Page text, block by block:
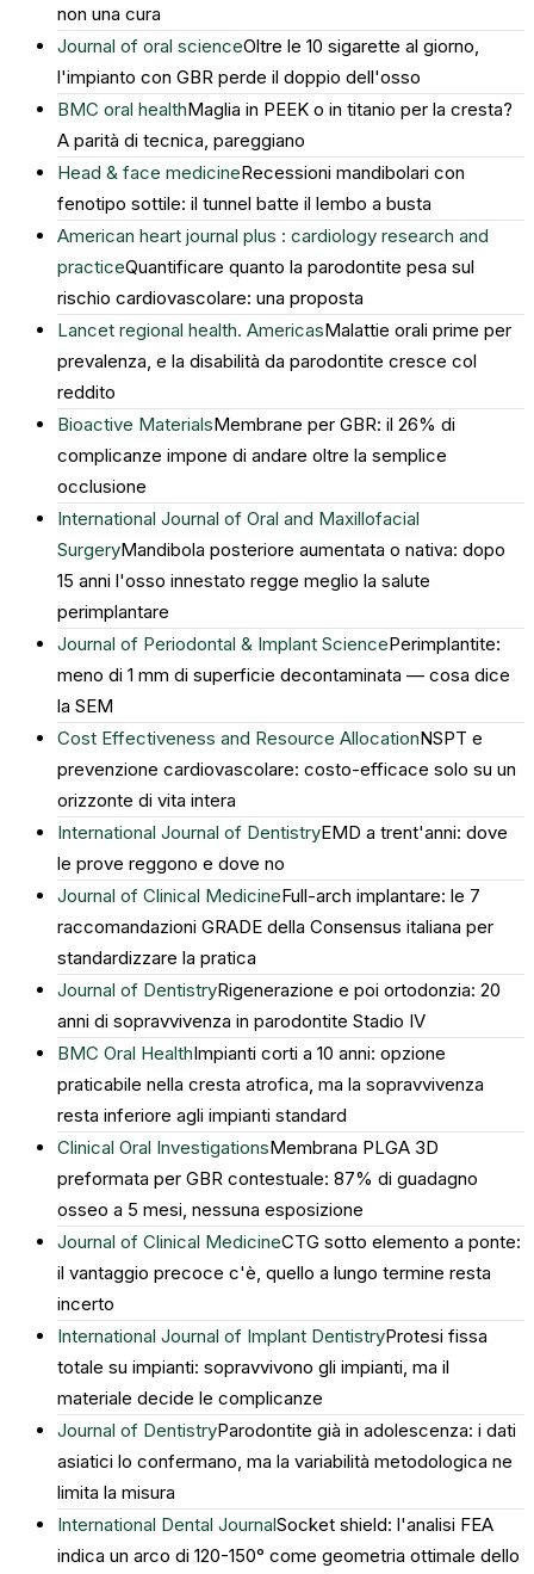
non una cura
Journal of oral scienceOltre le 10 sigarette al giorno,
l'impianto con GBR perde il doppio dell'osso
BMC oral healthMaglia in PEEK o in titanio per la cresta?
A parità di tecnica, pareggiano
Head & face medicineRecessioni mandibolari con
fenotipo sottile: il tunnel batte il lembo a busta
American heart journal plus : cardiology research and
practiceQuantificare quanto la parodontite pesa sul
rischio cardiovascolare: una proposta
Lancet regional health. AmericasMalattie orali prime per
prevalenza, e la disabilità da parodontite cresce col
reddito
Bioactive MaterialsMembrane per GBR: il 26% di
complicanze impone di andare oltre la semplice
occlusione
International Journal of Oral and Maxillofacial
SurgeryMandibola posteriore aumentata o nativa: dopo
15 anni l'osso innestato regge meglio la salute
perimplantare
Journal of Periodontal & Implant SciencePerimplantite:
meno di 1 mm di superficie decontaminata — cosa dice
la SEM
Cost Effectiveness and Resource AllocationNSPT e
prevenzione cardiovascolare: costo-efficace solo su un
orizzonte di vita intera
International Journal of DentistryEMD a trent'anni: dove
le prove reggono e dove no
Journal of Clinical MedicineFull-arch implantare: le 7
raccomandazioni GRADE della Consensus italiana per
standardizzare la pratica
Journal of DentistryRigenerazione e poi ortodonzia: 20
anni di sopravvivenza in parodontite Stadio IV
BMC Oral HealthImpianti corti a 10 anni: opzione
praticabile nella cresta atrofica, ma la sopravvivenza
resta inferiore agli impianti standard
Clinical Oral InvestigationsMembrana PLGA 3D
preformata per GBR contestuale: 87% di guadagno
osseo a 5 mesi, nessuna esposizione
Journal of Clinical MedicineCTG sotto elemento a ponte:
il vantaggio precoce c'è, quello a lungo termine resta
incerto
International Journal of Implant DentistryProtesi fissa
totale su impianti: sopravvivono gli impianti, ma il
materiale decide le complicanze
Journal of DentistryParodontite già in adolescenza: i dati
asiatici lo confermano, ma la variabilità metodologica ne
limita la misura
International Dental JournalSocket shield: l'analisi FEA
indica un arco di 120-150° come geometria ottimale dello